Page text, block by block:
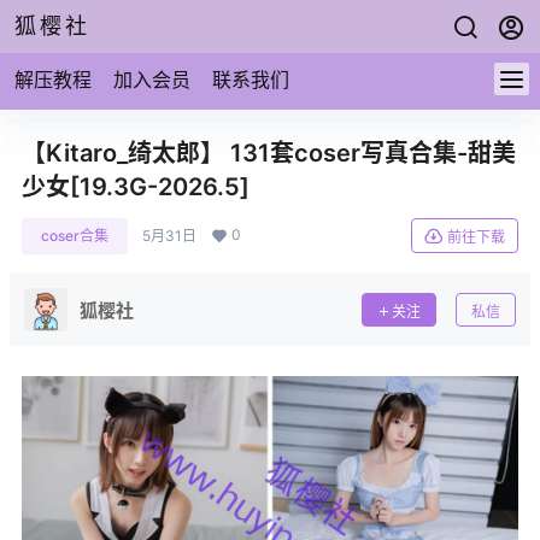
狐樱社
解压教程 加入会员 联系我们
【Kitaro_绮太郎】 131套coser写真合集-甜美
少女[19.3G-2026.5]
coser合集 5月31日 0 前往下载
狐樱社 关注 私信